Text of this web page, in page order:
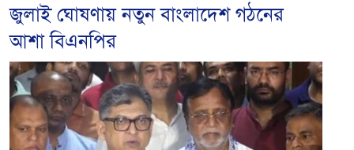
জুলাই ঘোষণায় নতুন বাংলাদেশ গঠনের
আশা বিএনপির